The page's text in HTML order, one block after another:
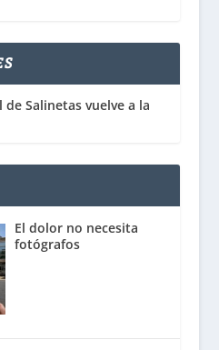
Salinetas vuelve a la
El dolor no necesita
fotógrafos